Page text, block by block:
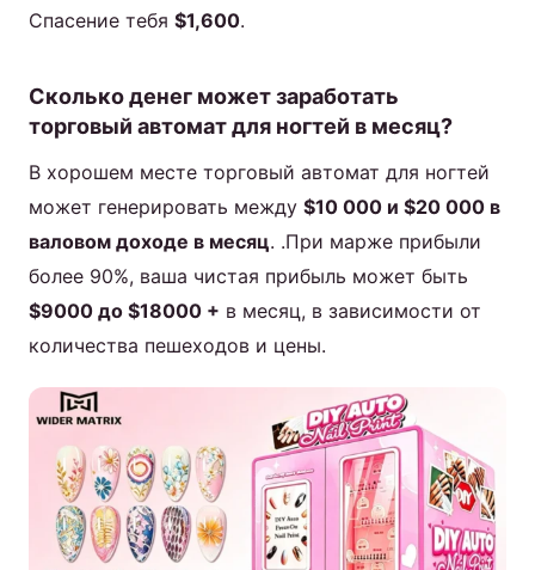
Спасение тебя $1,600.
Сколько денег может заработать
торговый автомат для ногтей в месяц?
В хорошем месте торговый автомат для ногтей
может генерировать между $10 000 и $20 000 в
валовом доходе в месяц. .При марже прибыли
более 90%, ваша чистая прибыль может быть
$9000 до $18000 + в месяц, в зависимости от
количества пешеходов и цены.